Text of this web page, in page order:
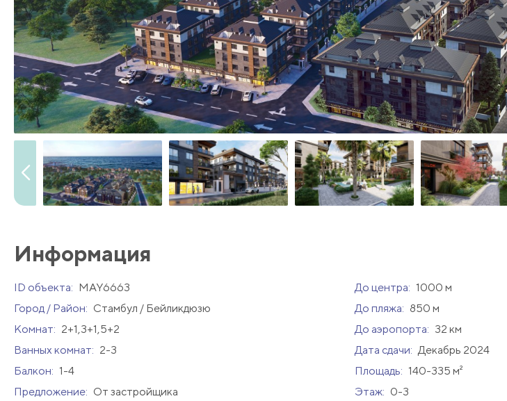
Информация
ID объекта: MAY6663 До центра: 1000 м
Город / Район: Стамбул / Бейликдюзю До пляжа: 850 м
Комнат: 2+1,3+1,5+2 До аэропорта: 32 км
Ванных комнат: 2-3 Дата сдачи: Декабрь 2024
Балкон: 1-4 Площадь: 140-335 м²
Предложение: От застройщика Этаж: 0-3